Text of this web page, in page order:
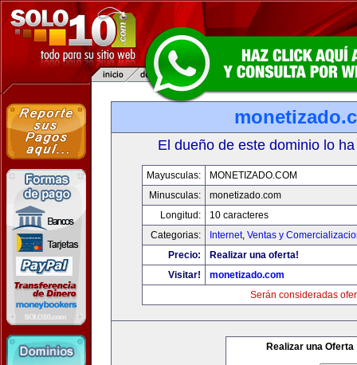
El dueño de este dominio lo
Mayusculas:
MONETIZADO.COM
Minusculas:
monetizado.com
Longitud:
10 caracteres
Categorias:
Internet, Ventas y
Precio:
Realizar una oferta!
Visitar!
monetizado.com
Serán consideradas
Realizar una Oferta